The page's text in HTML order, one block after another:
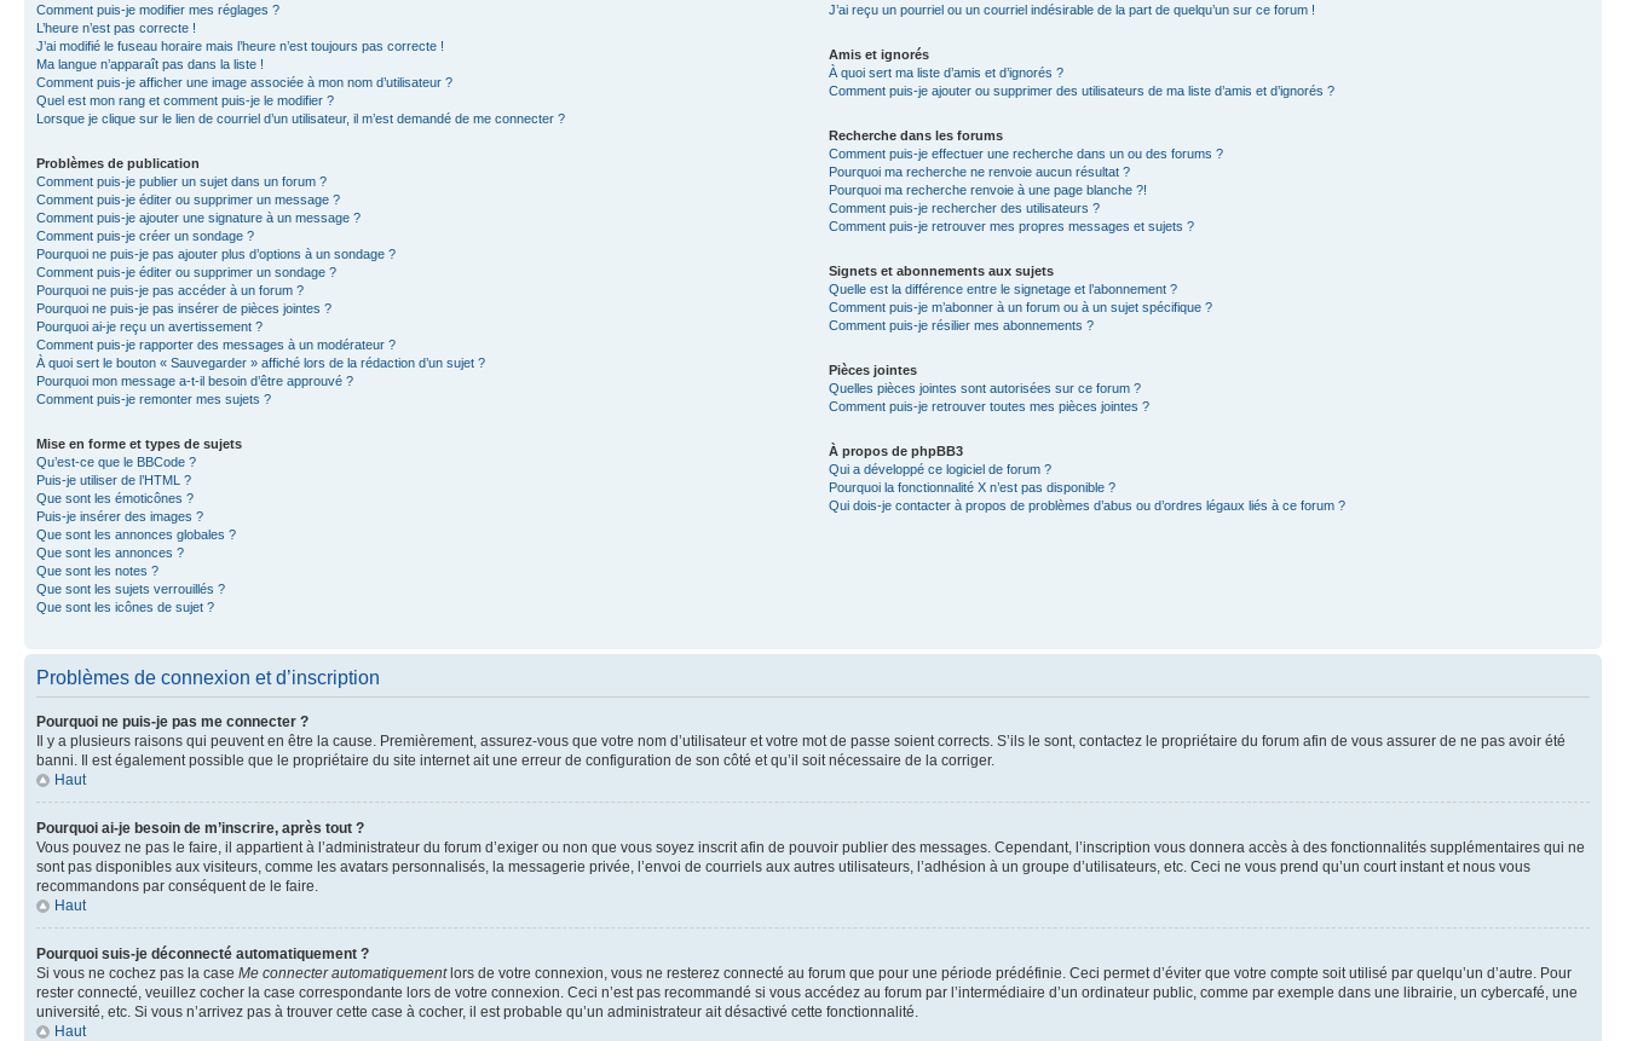
Comment puis-je modifier mes réglages ?
L’heure n’est pas correcte !
J’ai modifié le fuseau horaire mais l’heure n’est toujours pas correcte !
Ma langue n’apparaît pas dans la liste !
Comment puis-je afficher une image associée à mon nom d’utilisateur ?
Quel est mon rang et comment puis-je le modifier ?
Lorsque je clique sur le lien de courriel d’un utilisateur, il m’est demandé de me connecter ?
Problèmes de publication
Comment puis-je publier un sujet dans un forum ?
Comment puis-je éditer ou supprimer un message ?
Comment puis-je ajouter une signature à un message ?
Comment puis-je créer un sondage ?
Pourquoi ne puis-je pas ajouter plus d’options à un sondage ?
Comment puis-je éditer ou supprimer un sondage ?
Pourquoi ne puis-je pas accéder à un forum ?
Pourquoi ne puis-je pas insérer de pièces jointes ?
Pourquoi ai-je reçu un avertissement ?
Comment puis-je rapporter des messages à un modérateur ?
À quoi sert le bouton « Sauvegarder » affiché lors de la rédaction d’un sujet ?
Pourquoi mon message a-t-il besoin d’être approuvé ?
Comment puis-je remonter mes sujets ?
Mise en forme et types de sujets
Qu’est-ce que le BBCode ?
Puis-je utiliser de l’HTML ?
Que sont les émoticônes ?
Puis-je insérer des images ?
Que sont les annonces globales ?
Que sont les annonces ?
Que sont les notes ?
Que sont les sujets verrouillés ?
Que sont les icônes de sujet ?
J’ai reçu un pourriel ou un courriel indésirable de la part de quelqu’un sur ce forum !
Amis et ignorés
À quoi sert ma liste d’amis et d’ignorés ?
Comment puis-je ajouter ou supprimer des utilisateurs de ma liste d’amis et d’ignorés ?
Recherche dans les forums
Comment puis-je effectuer une recherche dans un ou des forums ?
Pourquoi ma recherche ne renvoie aucun résultat ?
Pourquoi ma recherche renvoie à une page blanche ?!
Comment puis-je rechercher des utilisateurs ?
Comment puis-je retrouver mes propres messages et sujets ?
Signets et abonnements aux sujets
Quelle est la différence entre le signetage et l’abonnement ?
Comment puis-je m’abonner à un forum ou à un sujet spécifique ?
Comment puis-je résilier mes abonnements ?
Pièces jointes
Quelles pièces jointes sont autorisées sur ce forum ?
Comment puis-je retrouver toutes mes pièces jointes ?
À propos de phpBB3
Qui a développé ce logiciel de forum ?
Pourquoi la fonctionnalité X n’est pas disponible ?
Qui dois-je contacter à propos de problèmes d’abus ou d’ordres légaux liés à ce forum ?
Problèmes de connexion et d’inscription
Pourquoi ne puis-je pas me connecter ?
Il y a plusieurs raisons qui peuvent en être la cause. Premièrement, assurez-vous que votre nom d’utilisateur et votre mot de passe soient corrects. S’ils le sont, contactez le propriétaire du forum afin de vous assurer de ne pas avoir été
banni. Il est également possible que le propriétaire du site internet ait une erreur de configuration de son côté et qu’il soit nécessaire de la corriger.
Haut
Pourquoi ai-je besoin de m’inscrire, après tout ?
Vous pouvez ne pas le faire, il appartient à l’administrateur du forum d’exiger ou non que vous soyez inscrit afin de pouvoir publier des messages. Cependant, l’inscription vous donnera accès à des fonctionnalités supplémentaires qui ne
sont pas disponibles aux visiteurs, comme les avatars personnalisés, la messagerie privée, l’envoi de courriels aux autres utilisateurs, l’adhésion à un groupe d’utilisateurs, etc. Ceci ne vous prend qu’un court instant et nous vous
recommandons par conséquent de le faire.
Haut
Pourquoi suis-je déconnecté automatiquement ?
Si vous ne cochez pas la case Me connecter automatiquementlors de votre connexion, vous ne resterez connecté au forum que pour une période prédéfinie. Ceci permet d’éviter que votre compte soit utilisé par quelqu’un d’autre. Pour
rester connecté, veuillez cocher la case correspondante lors de votre connexion. Ceci n’est pas recommandé si vous accédez au forum par l’intermédiaire d’un ordinateur public, comme par exemple dans une librairie, un cybercafé, une
université, etc. Si vous n’arrivez pas à trouver cette case à cocher, il est probable qu’un administrateur ait désactivé cette fonctionnalité.
Haut